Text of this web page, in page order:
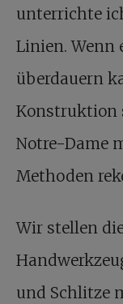
unterrichte
Linien. Wenn
überdauern
Konstruktion
Notre-Dame
Methoden
Wir stellen
und Schlitze